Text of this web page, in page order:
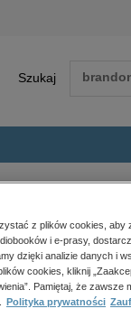
Szukaj
polityka,
psychologiczne
inne
popularno-
historia
dostępny.
z plików cookies, aby
i e-prasy,
dzięki analizie danych i
cookies, kliknij
Pamiętaj, że
Polityka prywatności